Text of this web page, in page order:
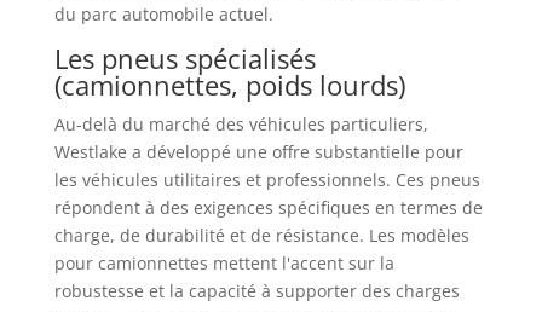
du parc automobile actuel.
Les pneus spécialisés
(camionnettes, poids lourds)
Au-delà du marché des véhicules particuliers,
Westlake a développé une offre substantielle pour
les véhicules utilitaires et professionnels. Ces pneus
répondent à des exigences spécifiques en termes de
charge, de durabilité et de résistance. Les modèles
pour camionnettes mettent l'accent sur la
robustesse et la capacité à supporter des charges